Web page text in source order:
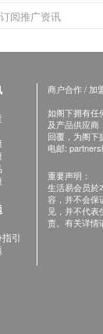
引
商户合作 / 加
如阁下拥有任
及产品供应商
回覆，为阁下
电邮:
重要声明：
生活易会员於
容，并不会保
见，并不代
责。有关详情